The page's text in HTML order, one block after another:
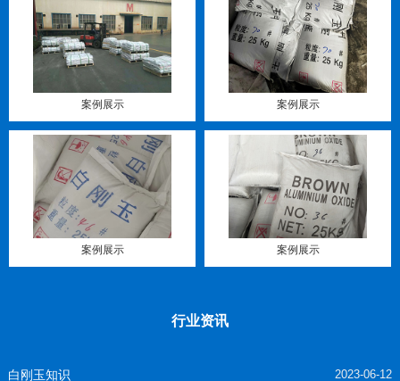
案例展示 案例展示
案例展示 案例展示
行业资讯
2023-06-12
白刚玉知识